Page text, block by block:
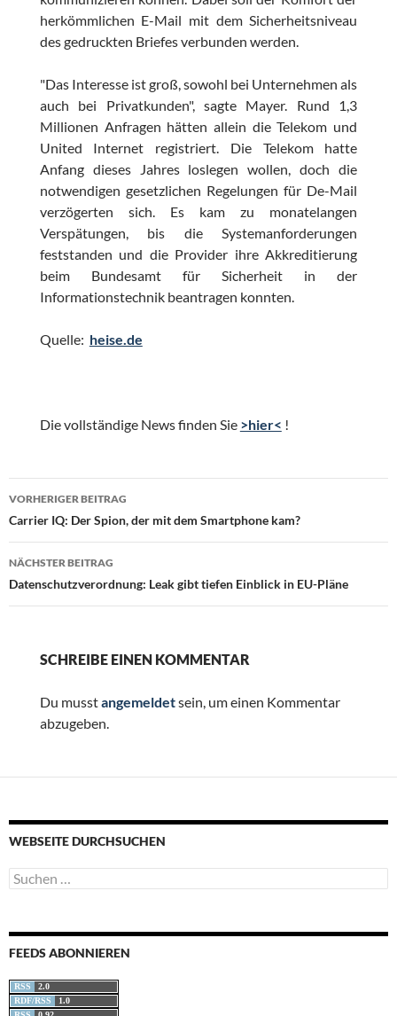
herkömmlichen E-Mail mit dem Sicherheitsniveau
des gedruckten Briefes verbunden werden.
"Das Interesse ist groß, sowohl bei Unternehmen als
auch bei Privatkunden", sagte Mayer. Rund 1,3
Millionen Anfragen hätten allein die Telekom und
United Internet registriert. Die Telekom hatte
Anfang dieses Jahres loslegen wollen, doch die
notwendigen gesetzlichen Regelungen für De-Mail
verzögerten sich. Es kam zu monatelangen
Verspätungen, bis die Systemanforderungen
feststanden und die Provider ihre Akkreditierung
beim Bundesamt für Sicherheit in der
Informationstechnik beantragen konnten.
Quelle: heise.de
Die vollständige News finden Sie >hier< !
Beitragsnavigation
VORHERIGER BEITRAG
Carrier IQ: Der Spion, der mit dem Smartphone kam?
NÄCHSTER BEITRAG
Datenschutzverordnung: Leak gibt tiefen Einblick in EU-Pläne
SCHREIBE EINEN KOMMENTAR
Du musstangemeldetsein, um einen Kommentar
abzugeben.
WEBSEITE DURCHSUCHEN
Suchen
nach:
FEEDS ABONNIEREN
RSS
2.0
RDF/RSS
1.0